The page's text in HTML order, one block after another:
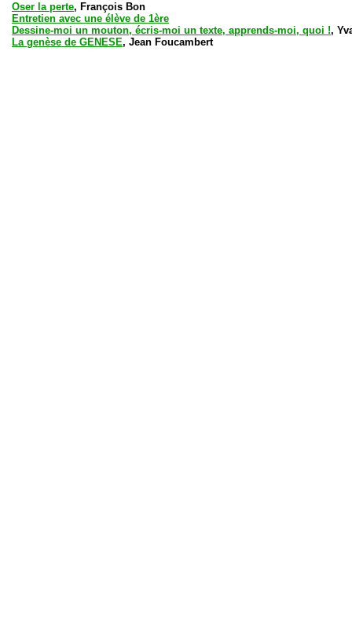
Oser la perte, François Bon
Entretien avec une élève de 1ère
Dessine-moi un mouton, écris-moi un texte, apprends-moi, quoi !,
La genèse de GENESE, Jean Foucambert